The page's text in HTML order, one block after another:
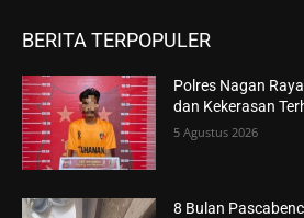
BERITA TERPOPULER
Polres Nagan
dan Kekerasan
5 Agustus 2026
8 Bulan